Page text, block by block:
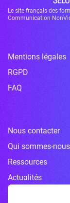
Le site français des
Communication
Mentions légales
RGPD
FAQ
Nous contacter
Qui sommes-
Ressources
Actualités